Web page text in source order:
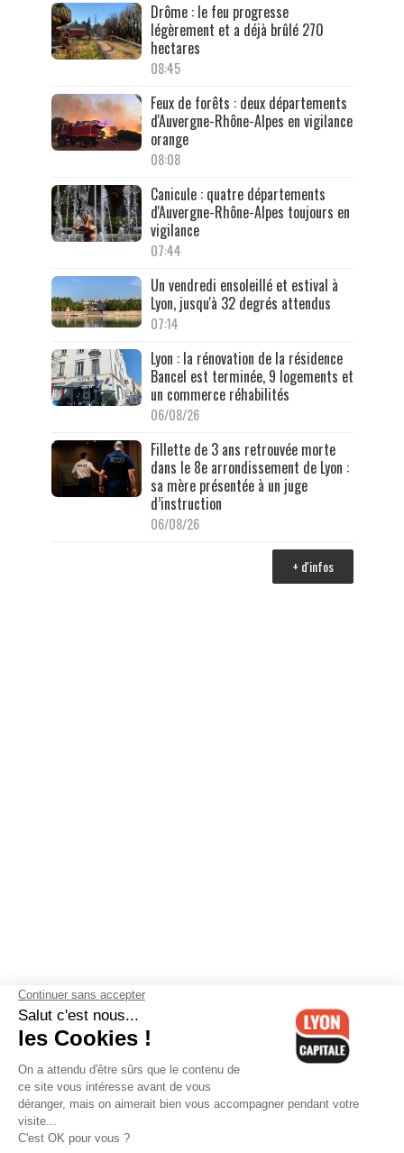
Drôme : le feu progresse
légèrement et a déjà brûlé 270
hectares
08:45
Feux de forêts : deux départements
d'Auvergne-Rhône-Alpes en vigilance
orange
08:08
Canicule : quatre départements
d'Auvergne-Rhône-Alpes toujours en
vigilance
07:44
Un vendredi ensoleillé et estival à
Lyon, jusqu'à 32 degrés attendus
07:14
Lyon : la rénovation de la résidence
Bancel est terminée, 9 logements et
un commerce réhabilités
06/08/26
Fillette de 3 ans retrouvée morte
dans le 8e arrondissement de Lyon :
sa mère présentée à un juge
d’instruction
06/08/26
+ d'infos